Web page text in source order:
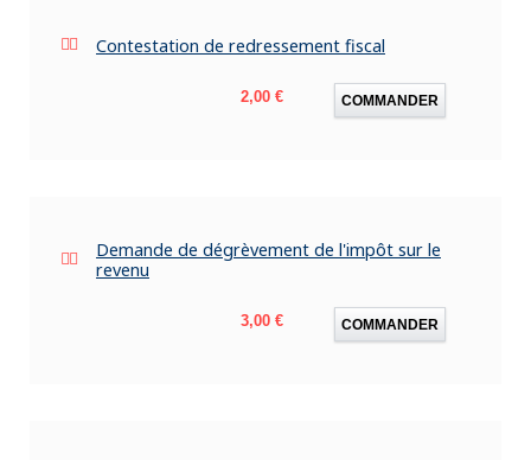
Contestation de redressement fiscal
Prix
2,00 € COMMANDER
Demande de dégrèvement de l'impôt sur le
revenu
Prix
3,00 € COMMANDER